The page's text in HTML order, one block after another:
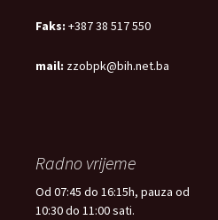
Faks: +387 38 517 550
mail: zzobpk@bih.net.ba
Radno vrijeme
Od 07:45 do 16:15h, pauza od
10:30 do 11:00 sati.